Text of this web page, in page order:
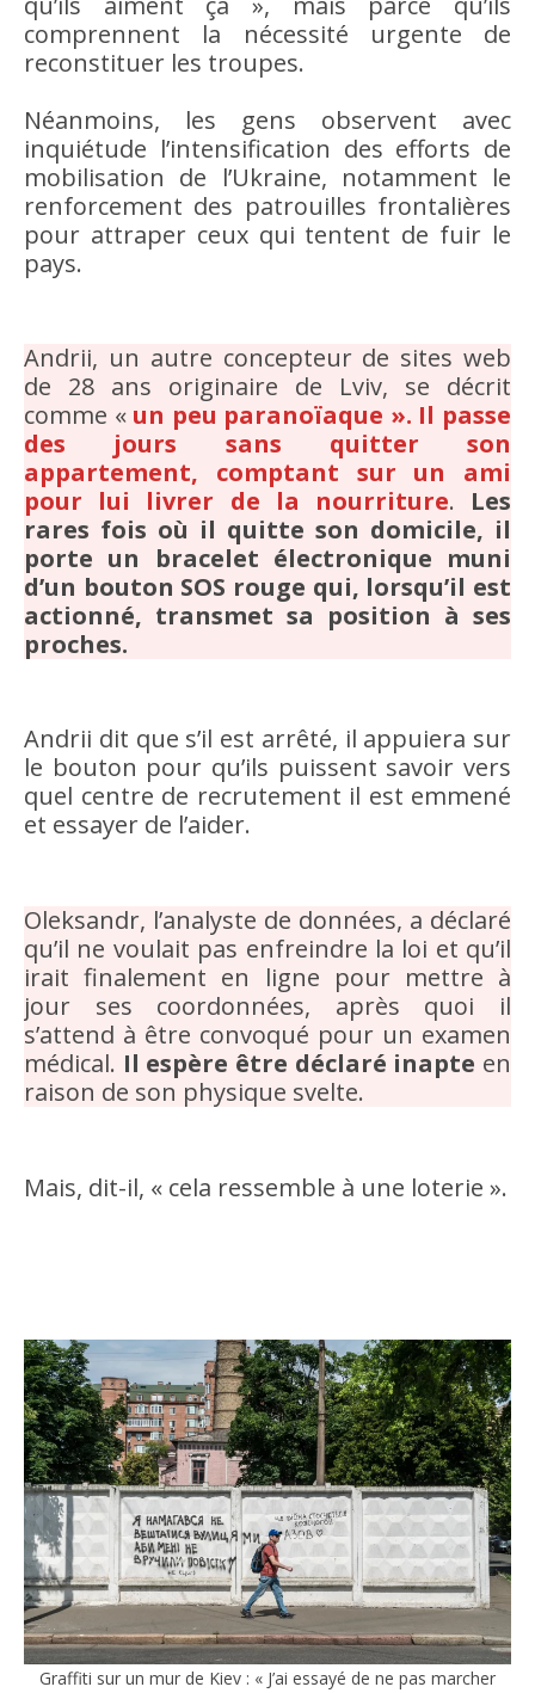
comprennent la nécessité urgente de
reconstituer les troupes.
Néanmoins, les gens observent avec
inquiétude l’intensification des efforts de
mobilisation de l’Ukraine, notamment le
renforcement des patrouilles frontalières
pour attraper ceux qui tentent de fuir le
pays.
Andrii, un autre concepteur de sites web
de 28 ans originaire de Lviv, se décrit
comme « un peu paranoïaque ». Il passe
des jours sans quitter son
appartement, comptant sur un ami
pour lui livrer de la nourriture. Les
rares fois où il quitte son domicile, il
porte un bracelet électronique muni
d’un bouton SOS rouge qui, lorsqu’il est
actionné, transmet sa position à ses
proches.
Andrii dit que s’il est arrêté, il appuiera sur
le bouton pour qu’ils puissent savoir vers
quel centre de recrutement il est emmené
et essayer de l’aider.
Oleksandr, l’analyste de données, a déclaré
qu’il ne voulait pas enfreindre la loi et qu’il
irait finalement en ligne pour mettre à
jour ses coordonnées, après quoi il
s’attend à être convoqué pour un examen
médical. Il espère être déclaré inapte en
raison de son physique svelte.
Mais, dit-il, « cela ressemble à une loterie ».
Graffiti sur un mur de Kiev : « J’ai essayé de ne pas marcher